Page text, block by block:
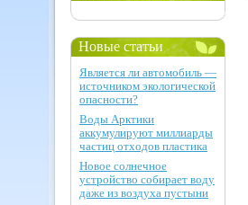
Новые статьи
Является ли автомобиль —
источником экологической
опасности?
Воды Арктики
аккумулируют миллиарды
частиц отходов пластика
Новое солнечное
устройство собирает воду
даже из воздуха пустыни